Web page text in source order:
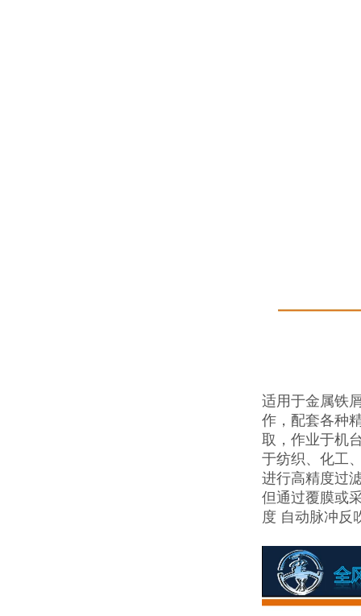
适用于金属铁
作，配套各种
取，作业于机
于纺织、化工
进行高精度过
但通过覆膜或
度 自动脉冲反